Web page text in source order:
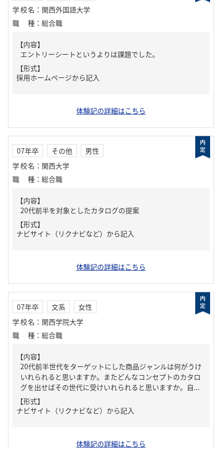
学校名 ： 関西外国語大学
職種 ： 総合職
【内容】
エントリーシートというよりは課題でした。
【形式】
採用ホームページから記入
体験記の詳細はこちら
07年卒 その他
男性
学校名 ： 関西大学
職種 ： 総合職
【内容】
20代前半を対象としたカタログの提案
【形式】
ナビサイト（リクナビなど）から記入
体験記の詳細はこちら
07年卒 文系
女性
学校名 ： 関西学院大学
職種 ： 総合職
【内容】
20代前半世代をターゲットにした商品ジャンルは何がうけ
いれられると思いますか。またどんなコンセプトのカタロ
グを出せばその世代に受けいれられると思いますか。自...
【形式】
ナビサイト（リクナビなど）から記入
体験記の詳細はこちら